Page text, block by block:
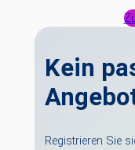
Kein
Registrieren Sie